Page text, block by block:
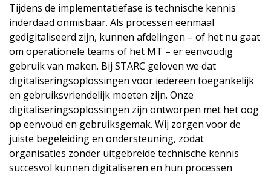
Tijdens de implementatiefase is technische kennis
inderdaad onmisbaar. Als processen eenmaal
gedigitaliseerd zijn, kunnen afdelingen – of het nu gaat
om operationele teams of het MT – er eenvoudig
gebruik van maken. Bij STARC geloven we dat
digitaliseringsoplossingen voor iedereen toegankelijk
en gebruiksvriendelijk moeten zijn. Onze
digitaliseringsoplossingen zijn ontworpen met het oog
op eenvoud en gebruiksgemak. Wij zorgen voor de
juiste begeleiding en ondersteuning, zodat
organisaties zonder uitgebreide technische kennis
succesvol kunnen digitaliseren en hun processen